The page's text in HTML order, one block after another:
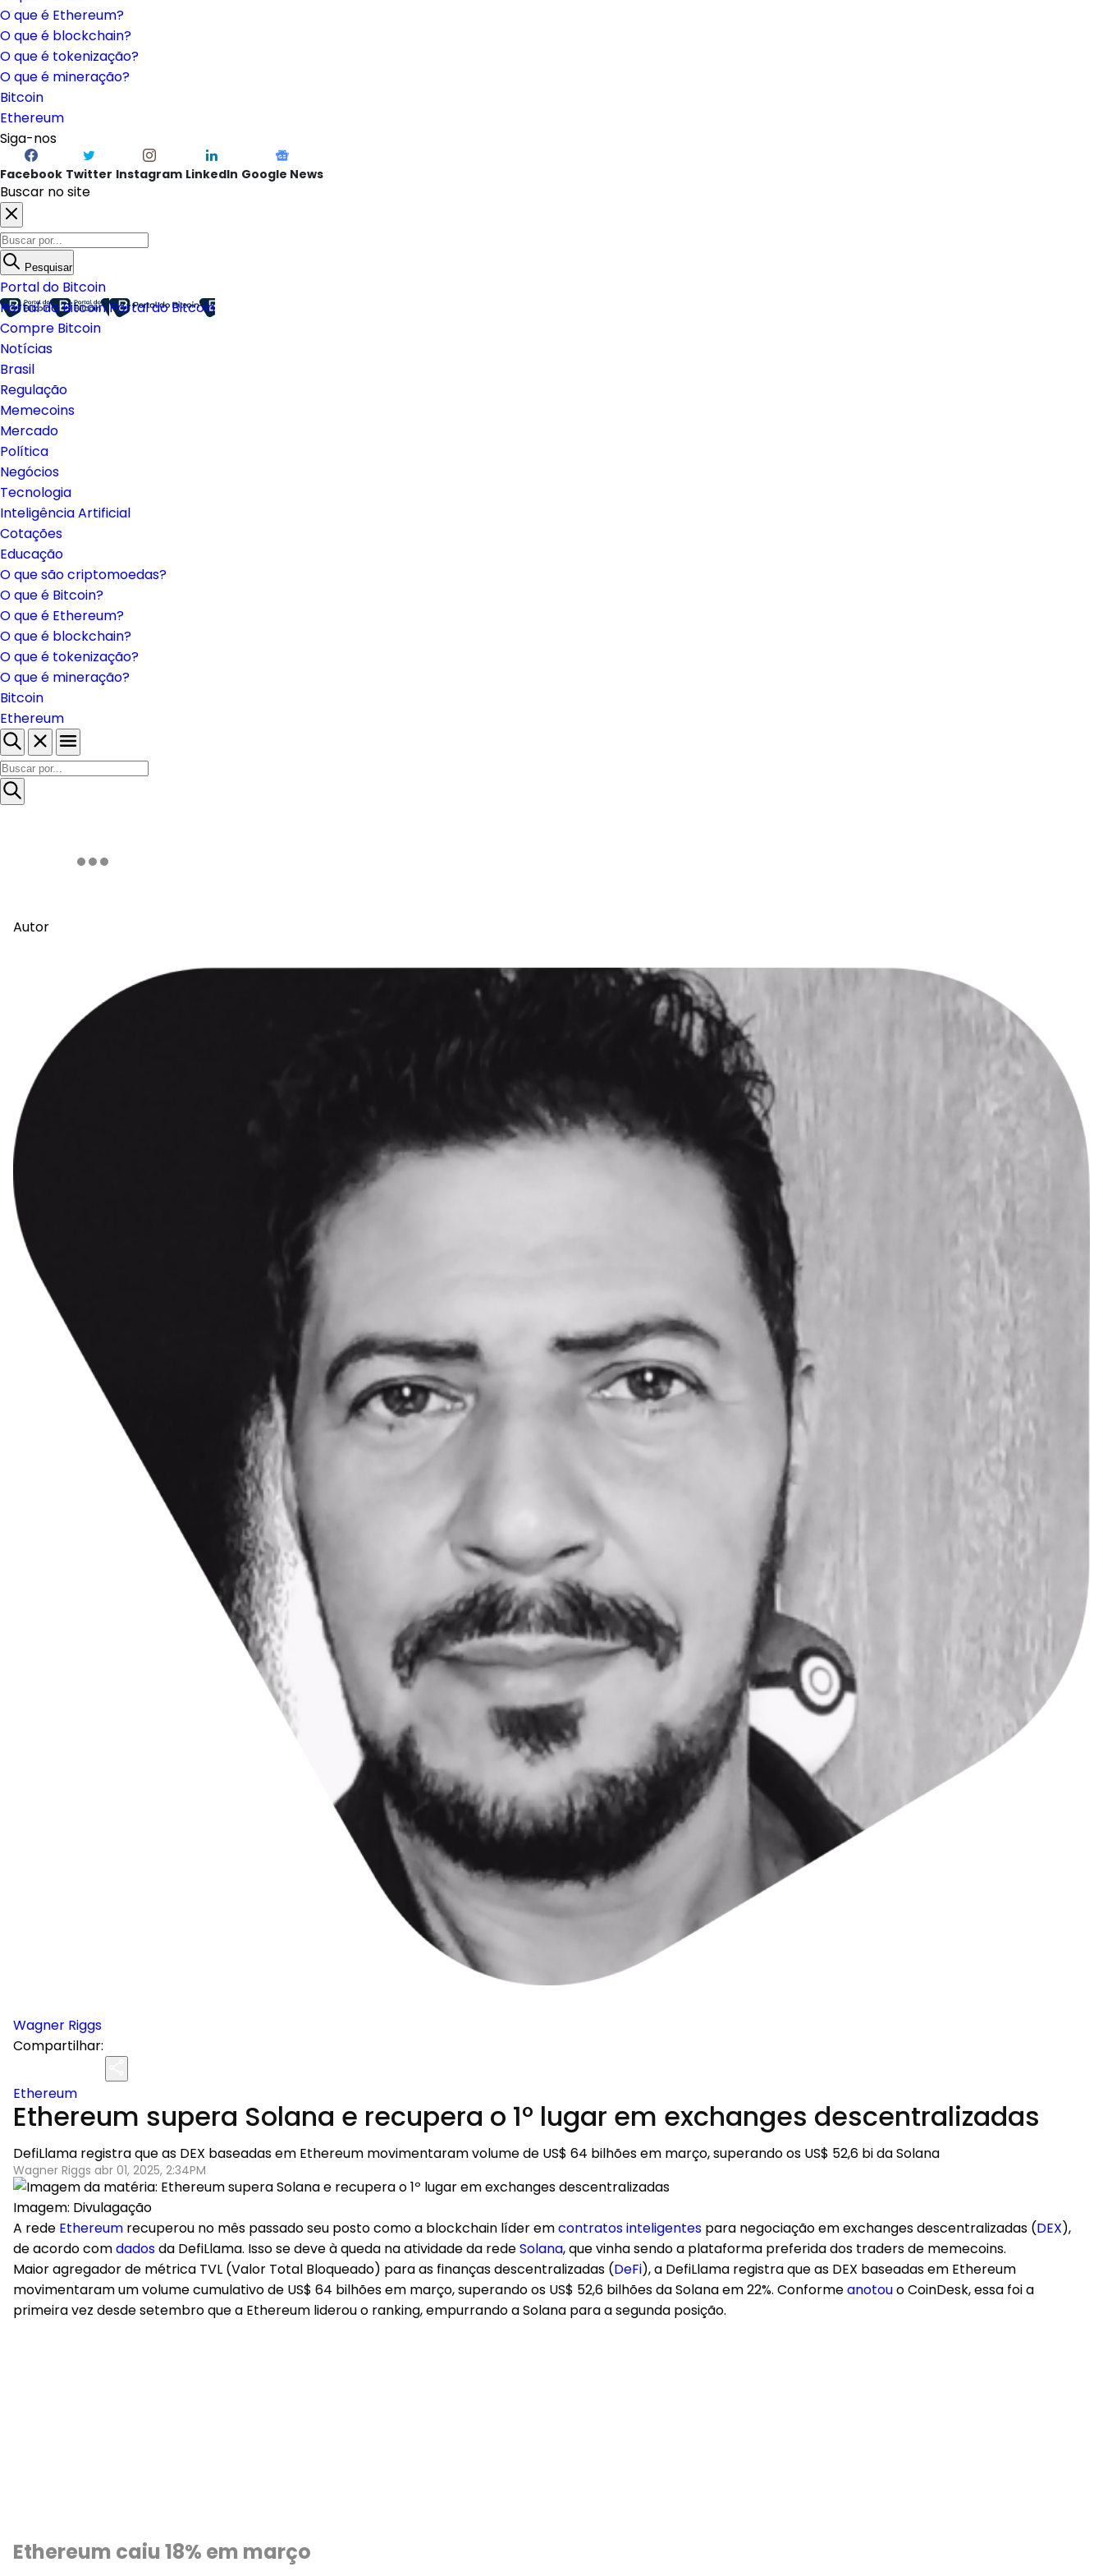
O que é Ethereum?
O que é blockchain?
O que é tokenização?
O que é mineração?
Bitcoin
Ethereum
Siga-nos
Facebook Twitter Instagram LinkedIn Google News
Buscar no site
Pesquisar
Portal do Bitcoin
Portal do BitcoinPortal do Bitcoin
Compre Bitcoin
Notícias
Brasil
Regulação
Memecoins
Mercado
Política
Negócios
Tecnologia
Inteligência Artificial
Cotações
Educação
O que são criptomoedas?
O que é Bitcoin?
O que é Ethereum?
O que é blockchain?
O que é tokenização?
O que é mineração?
Bitcoin
Ethereum
Autor
Wagner Riggs
Compartilhar:
Ethereum
Ethereum supera Solana e recupera o 1º lugar em exchanges descentralizadas
DefiLlama registra que as DEX baseadas em Ethereum movimentaram volume de US$ 64 bilhões em março, superando os US$ 52,6 bi da Solana
Wagner Riggs abr 01, 2025, 2:34PM
Imagem: Divulagação
A rede Ethereum recuperou no mês passado seu posto como a blockchain líder emcontratos inteligentes para negociação em exchanges descentralizadas (DEX),
de acordo comdadosda DefiLlama. Isso se deve à queda na atividade da redeSolana, que vinha sendo a plataforma preferida dos traders de memecoins.
Maior agregador de métrica TVL (Valor Total Bloqueado) para as finanças descentralizadas (DeFi), a DefiLlama registra que as DEX baseadas em Ethereum
movimentaram um volume cumulativo de US$ 64 bilhões em março, superando os US$ 52,6 bilhões da Solana em 22%. Conformeanotouo CoinDesk, essa foi a
primeira vez desde setembro que a Ethereum liderou o ranking, empurrando a Solana para a segunda posição.
Ethereum caiu 18% em março